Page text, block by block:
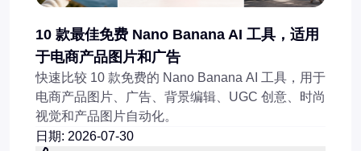
10 款最佳免费 Nano Banana AI 工具，适用
于电商产品图片和广告
快速比较 10 款免费的 Nano Banana AI 工具，用于
电商产品图片、广告、背景编辑、UGC 创意、时尚
视觉和产品图片自动化。
日期: 2026-07-30